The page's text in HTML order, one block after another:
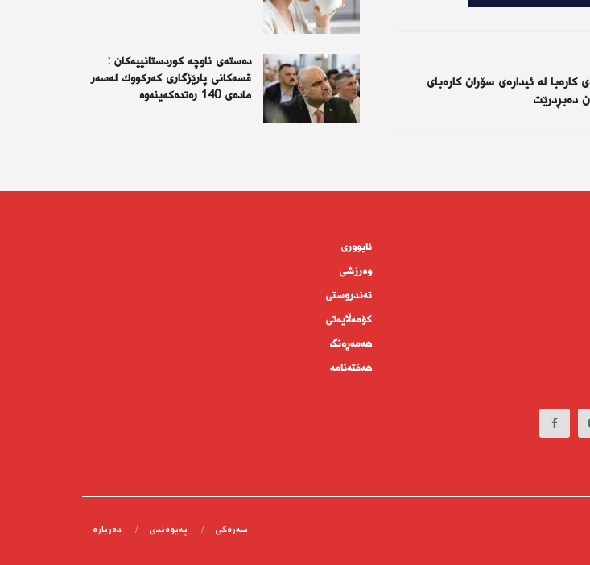
كارەبا لە ئیدارەی سۆران كارەبای
دەبڕدرێت
دەستەی ناوچە كوردستانییەكان :
قسەكانی پارێزگاری كەركووك لەسەر
مادەی 140 رەتدەكەینەوە
ئابوورى
وەرزشی
تەندروستى
كۆمه‌ڵايه‌تى
هەمەڕەنگ
هەفتەنامە
سەرەکی پەیوەندى دەربارە